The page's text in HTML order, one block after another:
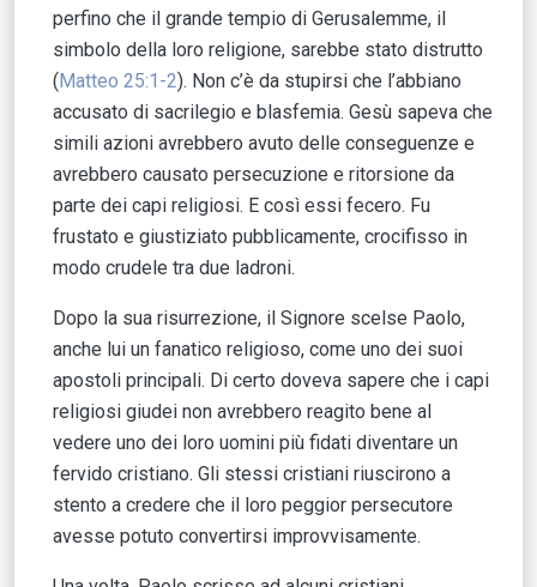
perfino che il grande tempio di Gerusalemme, il
simbolo della loro religione, sarebbe stato distrutto
(Matteo 25:1-2). Non c’è da stupirsi che l’abbiano
accusato di sacrilegio e blasfemia. Gesù sapeva che
simili azioni avrebbero avuto delle conseguenze e
avrebbero causato persecuzione e ritorsione da
parte dei capi religiosi. E così essi fecero. Fu
frustato e giustiziato pubblicamente, crocifisso in
modo crudele tra due ladroni.
Dopo la sua risurrezione, il Signore scelse Paolo,
anche lui un fanatico religioso, come uno dei suoi
apostoli principali. Di certo doveva sapere che i capi
religiosi giudei non avrebbero reagito bene al
vedere uno dei loro uomini più fidati diventare un
fervido cristiano. Gli stessi cristiani riuscirono a
stento a credere che il loro peggior persecutore
avesse potuto convertirsi improvvisamente.